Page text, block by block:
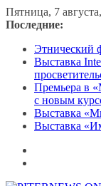
Перейти
к
Пятница, 7
Последние:
Этнический
Выставка
Премьера в
с новым
Выставка
Выставка